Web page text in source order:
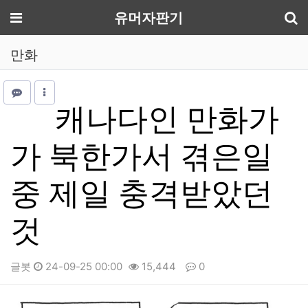
메뉴 유머자판기
만화
캐나다인 만화가
가 북한가서 겪은일
중 제일 충격받았던
것
글봇 24-09-25 00:00 15,444 0